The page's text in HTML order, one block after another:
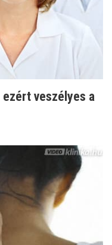
veszélyes a